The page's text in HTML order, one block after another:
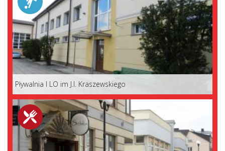
Pływalnia I LO im J.I. Kraszewskiego